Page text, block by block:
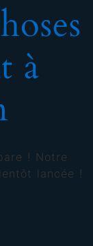
à
! Notre
lancée !